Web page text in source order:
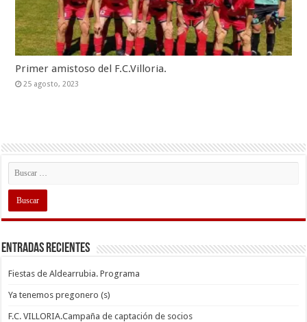
Primer amistoso del F.C.Villoria.
25 agosto, 2023
Entradas recientes
Fiestas de Aldearrubia. Programa
Ya tenemos pregonero (s)
F.C. VILLORIA.Campaña de captación de socios